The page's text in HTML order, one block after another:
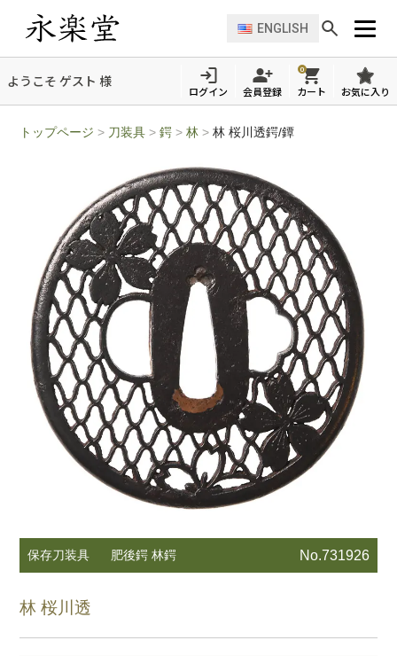
ENGLISH
ようこそ ゲスト 様
ログイン 会員登録
0
カート お気に入り
トップページ > 刀装具 >鍔 >林 >林 桜川透鍔/鐔
保存刀装具 肥後鍔 林鍔 No.731926
林 桜川透